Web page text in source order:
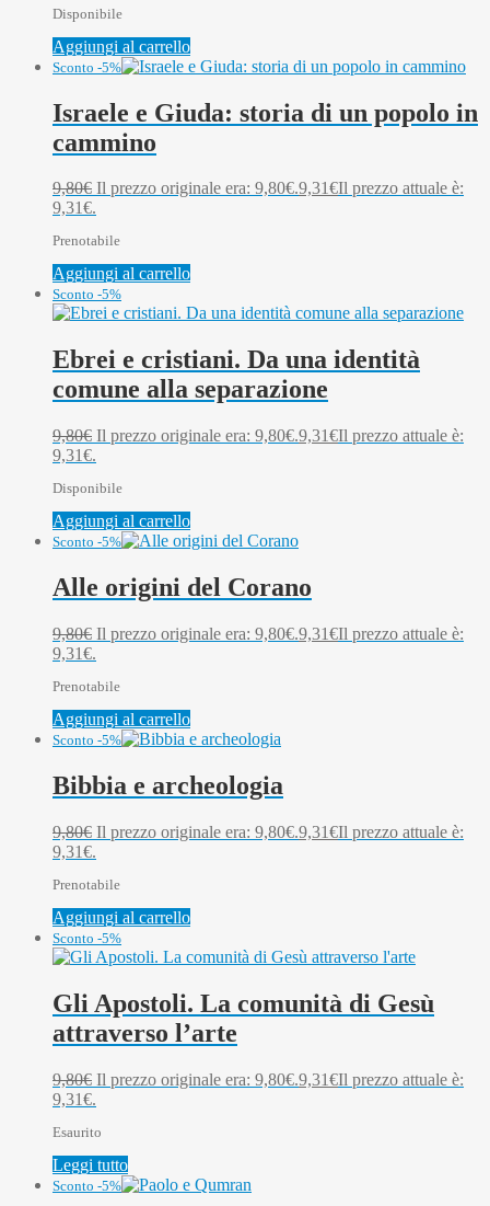
Disponibile
Aggiungi al carrello
Sconto -5%
Israele e Giuda: storia di un popolo in
cammino
9,80€ Il prezzo originale era: 9,80€.9,31€Il prezzo attuale è:
9,31€.
Prenotabile
Aggiungi al carrello
Sconto -5%
Ebrei e cristiani. Da una identità
comune alla separazione
9,80€ Il prezzo originale era: 9,80€.9,31€Il prezzo attuale è:
9,31€.
Disponibile
Aggiungi al carrello
Sconto -5%
Alle origini del Corano
9,80€ Il prezzo originale era: 9,80€.9,31€Il prezzo attuale è:
9,31€.
Prenotabile
Aggiungi al carrello
Sconto -5%
Bibbia e archeologia
9,80€ Il prezzo originale era: 9,80€.9,31€Il prezzo attuale è:
9,31€.
Prenotabile
Aggiungi al carrello
Sconto -5%
Gli Apostoli. La comunità di Gesù
attraverso l’arte
9,80€ Il prezzo originale era: 9,80€.9,31€Il prezzo attuale è:
9,31€.
Esaurito
Leggi tutto
Sconto -5%